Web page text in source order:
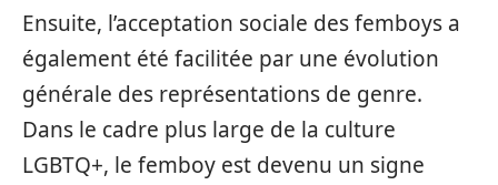
Ensuite, l’acceptation sociale des femboys a
également été facilitée par une évolution
générale des représentations de genre.
Dans le cadre plus large de la culture
LGBTQ+, le femboy est devenu un signe